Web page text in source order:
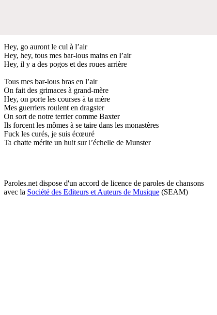
Hey, go auront le cul à l’air
Hey, hey, tous mes bar-lous mains en l’air
Hey, il y a des pogos et des roues arrière
Tous mes bar-lous bras en l’air
On fait des grimaces à grand-mère
Hey, on porte les courses à ta mère
Mes guerriers roulent en dragster
On sort de notre terrier comme Baxter
Ils forcent les mômes à se taire dans les monastères
Fuck les curés, je suis écœuré
Ta chatte mérite un huit sur l’échelle de Munster
Paroles.net dispose d'un accord de licence de paroles de chansons
avec la Société des Editeurs et Auteurs de Musique (SEAM)